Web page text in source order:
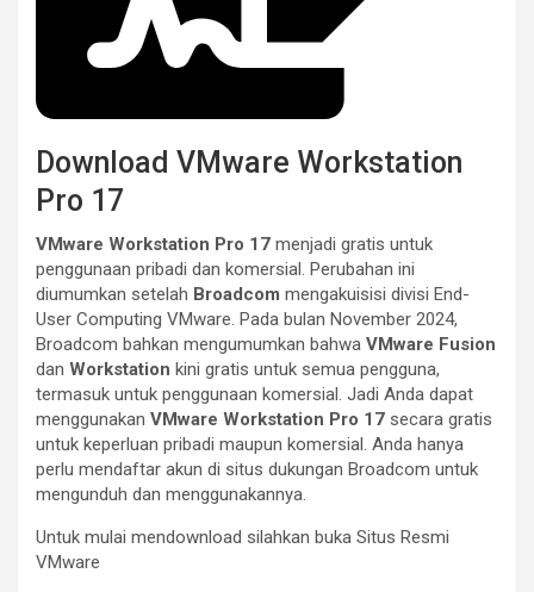
Download VMware Workstation
Pro 17
VMware Workstation Pro 17 menjadi gratis untuk
penggunaan pribadi dan komersial. Perubahan ini
diumumkan setelah Broadcom mengakuisisi divisi End-
User Computing VMware. Pada bulan November 2024,
Broadcom bahkan mengumumkan bahwa VMware Fusion
dan Workstation kini gratis untuk semua pengguna,
termasuk untuk penggunaan komersial. Jadi Anda dapat
menggunakan VMware Workstation Pro 17 secara gratis
untuk keperluan pribadi maupun komersial. Anda hanya
perlu mendaftar akun di situs dukungan Broadcom untuk
mengunduh dan menggunakannya.
Untuk mulai mendownload silahkan buka Situs Resmi
VMware